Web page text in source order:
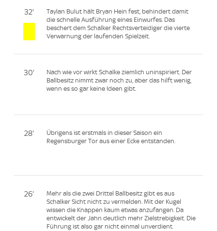
32'
Taylan Bulut hält Bryan Hein fest, behindert damit
die schnelle Ausführung eines Einwurfes. Das
beschert dem Schalker Rechtsverteidiger die vierte
Verwarnung der laufenden Spielzeit.
30'
Nach wie vor wirkt Schalke ziemlich uninspiriert. Der
Ballbesitz nimmt zwar noch zu, aber das hilft wenig,
wenn es so gar keine Ideen gibt.
28'
Übrigens ist erstmals in dieser Saison ein
Regensburger Tor aus einer Ecke entstanden.
26'
Mehr als die zwei Drittel Ballbesitz gibt es aus
Schalker Sicht nicht zu vermelden. Mit der Kugel
wissen die Knappen kaum etwas anzufangen. Da
entwickelt der Jahn deutlich mehr Zielstrebigkeit. Die
Führung ist also gar nicht einmal unverdient.